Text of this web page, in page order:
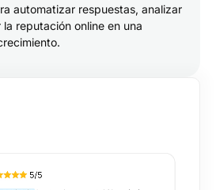
automatizar respuestas, analizar
reputación online en una